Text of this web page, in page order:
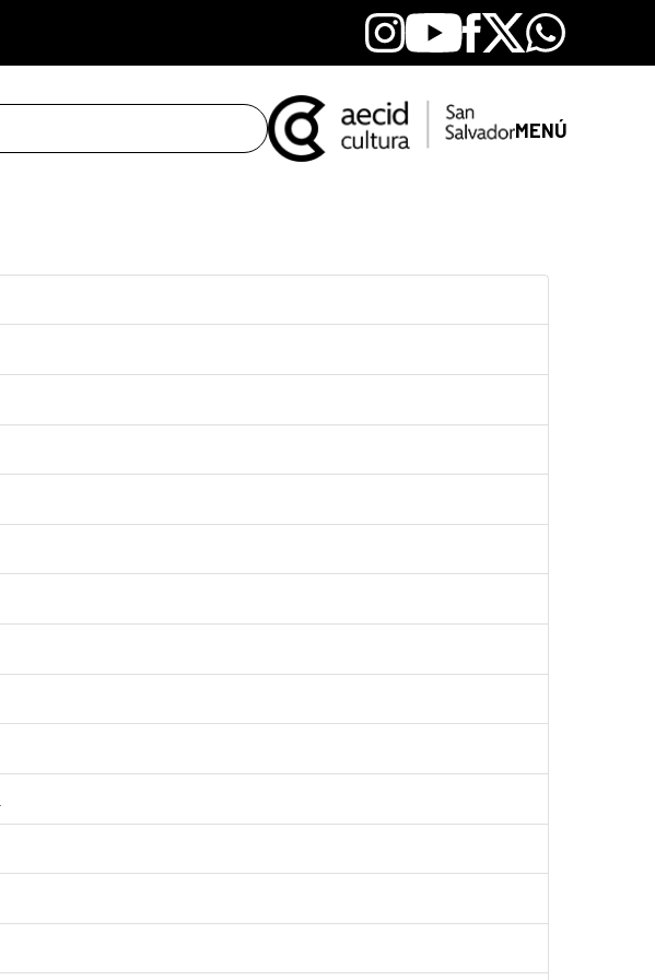
Instagram
YoutubeFacebook
X Whatsapp
MENÚ